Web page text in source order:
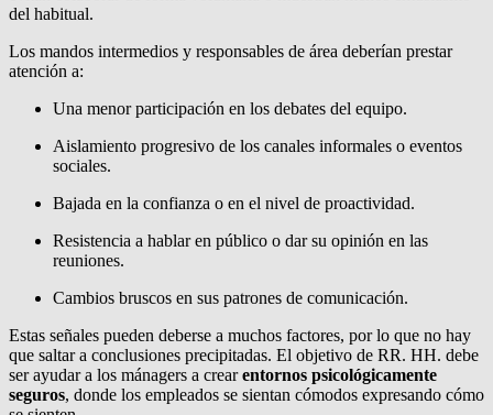
del habitual.
Los mandos intermedios y responsables de área deberían prestar
atención a:
Una menor participación en los debates del equipo.
Aislamiento progresivo de los canales informales o eventos
sociales.
Bajada en la confianza o en el nivel de proactividad.
Resistencia a hablar en público o dar su opinión en las
reuniones.
Cambios bruscos en sus patrones de comunicación.
Estas señales pueden deberse a muchos factores, por lo que no hay
que saltar a conclusiones precipitadas. El objetivo de RR. HH. debe
ser ayudar a los mánagers a crearentornos psicológicamente
seguros, donde los empleados se sientan cómodos expresando cómo